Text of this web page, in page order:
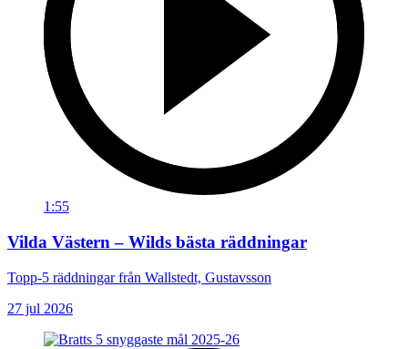
1:55
Vilda Västern – Wilds bästa räddningar
Topp-5 räddningar från Wallstedt, Gustavsson
27 jul 2026